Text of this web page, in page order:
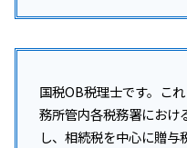
国税OB税理士です。こ
務所管内各税務署におけ
し、相続税を中心に贈